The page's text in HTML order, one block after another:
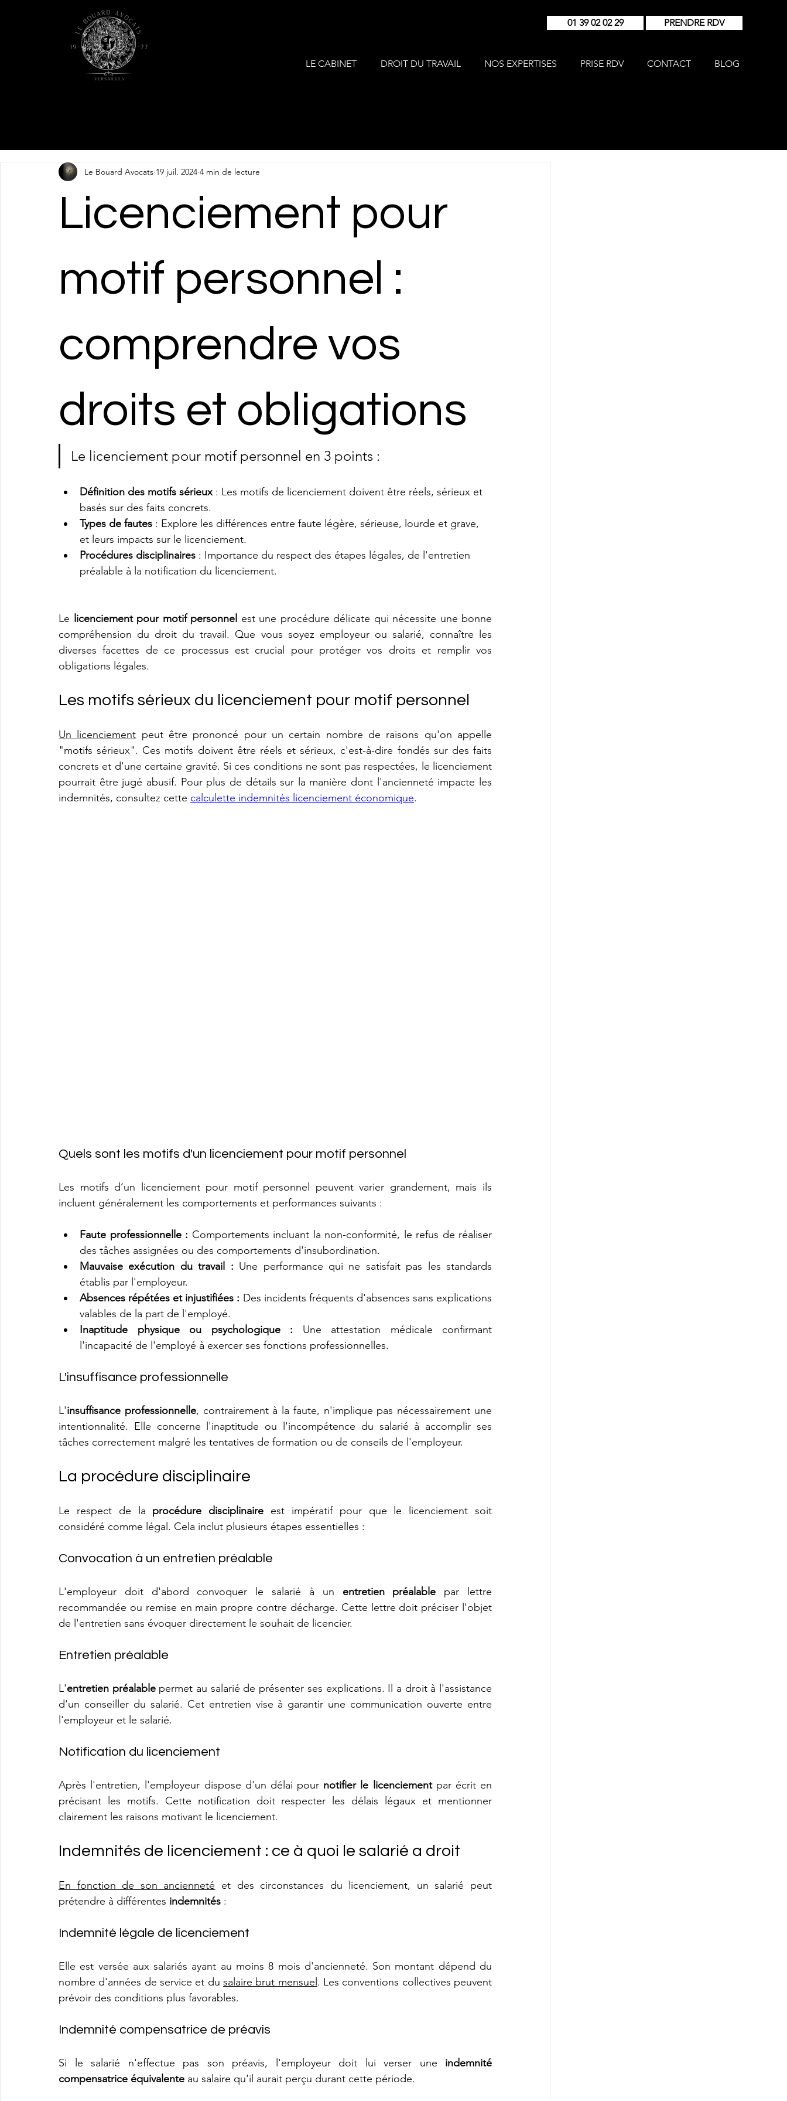
01 39 02 02 29 PRENDRE RDV
LE CABINET DROIT DU TRAVAIL NOS EXPERTISES PRISE RDV CONTACT BLOG
Licenciement pour
motif personnel :
comprendre vos
droits et obligations
Le Bouard Avocats 19 juil. 2024 4 min de lecture
Le licenciement pour motif personnel en 3 points :
Définition des motifs sérieux : Les motifs de licenciement doivent être réels, sérieux et
basés sur des faits concrets.
Types de fautes : Explore les différences entre faute légère, sérieuse, lourde et grave,
et leurs impacts sur le licenciement.
Procédures disciplinaires : Importance du respect des étapes légales, de l'entretien
préalable à la notification du licenciement.
Le licenciement pour motif personnel est une procédure délicate qui nécessite une bonne
compréhension du droit du travail. Que vous soyez employeur ou salarié, connaître les
diverses facettes de ce processus est crucial pour protéger vos droits et remplir vos
obligations légales.
Les motifs sérieux du licenciement pour motif personnel
Un licenciement peut être prononcé pour un certain nombre de raisons qu'on appelle
"motifs sérieux". Ces motifs doivent être réels et sérieux, c'est-à-dire fondés sur des faits
concrets et d'une certaine gravité. Si ces conditions ne sont pas respectées, le licenciement
pourrait être jugé abusif. Pour plus de détails sur la manière dont l'ancienneté impacte les
indemnités, consultez cette calculette indemnités licenciement économique.
Quels sont les motifs d'un licenciement pour motif personnel
Les motifs d’un licenciement pour motif personnel peuvent varier grandement, mais ils
incluent généralement les comportements et performances suivants :
Faute professionnelle : Comportements incluant la non-conformité, le refus de réaliser
des tâches assignées ou des comportements d'insubordination.
Mauvaise exécution du travail : Une performance qui ne satisfait pas les standards
établis par l'employeur.
Absences répétées et injustifiées : Des incidents fréquents d'absences sans explications
valables de la part de l'employé.
Inaptitude physique ou psychologique : Une attestation médicale confirmant
l'incapacité de l'employé à exercer ses fonctions professionnelles.
L'insuffisance professionnelle
L'insuffisance professionnelle, contrairement à la faute, n'implique pas nécessairement une
intentionnalité. Elle concerne l'inaptitude ou l'incompétence du salarié à accomplir ses
tâches correctement malgré les tentatives de formation ou de conseils de l'employeur.
La procédure disciplinaire
Le respect de la procédure disciplinaire est impératif pour que le licenciement soit
considéré comme légal. Cela inclut plusieurs étapes essentielles :
Convocation à un entretien préalable
L'employeur doit d'abord convoquer le salarié à un entretien préalable par lettre
recommandée ou remise en main propre contre décharge. Cette lettre doit préciser l'objet
de l'entretien sans évoquer directement le souhait de licencier.
Entretien préalable
L'entretien préalable permet au salarié de présenter ses explications. Il a droit à l'assistance
d'un conseiller du salarié. Cet entretien vise à garantir une communication ouverte entre
l'employeur et le salarié.
Notification du licenciement
Après l'entretien, l'employeur dispose d'un délai pour notifier le licenciement par écrit en
précisant les motifs. Cette notification doit respecter les délais légaux et mentionner
clairement les raisons motivant le licenciement.
Indemnités de licenciement : ce à quoi le salarié a droit
En fonction de son ancienneté et des circonstances du licenciement, un salarié peut
prétendre à différentes indemnités :
Indemnité légale de licenciement
Elle est versée aux salariés ayant au moins 8 mois d'ancienneté. Son montant dépend du
nombre d'années de service et du salaire brut mensuel . Les conventions collectives peuvent
prévoir des conditions plus favorables.
Indemnité compensatrice de préavis
Si le salarié n'effectue pas son préavis, l'employeur doit lui verser une indemnité
compensatrice équivalente au salaire qu'il aurait perçu durant cette période.